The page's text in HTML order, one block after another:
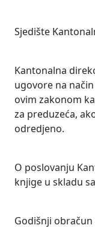
Sjedište
Kantonalna
ugovore na
ovim zakonom
za preduzeća,
odredjeno.
O poslovanju
knjige u skladu
Godišnji